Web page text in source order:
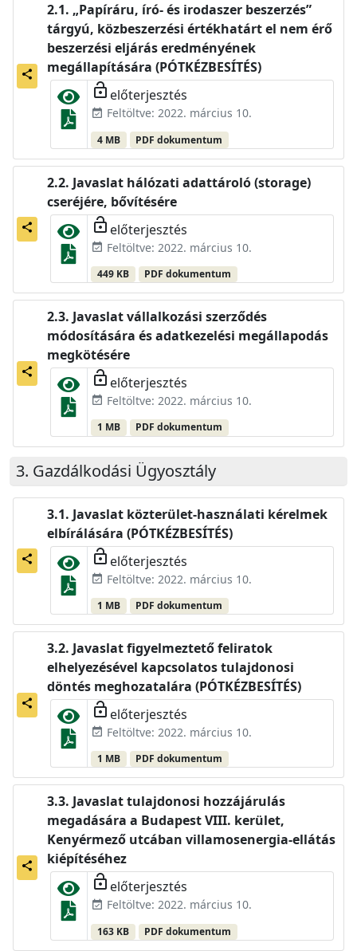
share
„Papíráru, író- és irodaszer beszerzés”
tárgyú, közbeszerzési értékhatárt el nem érő
beszerzési eljárás eredményének
megállapítására (PÓTKÉZBESÍTÉS)
lock_open előterjesztés
event_available Feltöltve: 2022. március 10.
4 MB PDF dokumentum
share
Javaslat hálózati adattároló (storage)
cseréjére, bővítésére
lock_open előterjesztés
event_available Feltöltve: 2022. március 10.
449 KB PDF dokumentum
share
Javaslat vállalkozási szerződés
módosítására és adatkezelési megállapodás
megkötésére
lock_open előterjesztés
event_available Feltöltve: 2022. március 10.
1 MB PDF dokumentum
Gazdálkodási Ügyosztály
share
Javaslat közterület-használati kérelmek
elbírálására (PÓTKÉZBESÍTÉS)
lock_open előterjesztés
event_available Feltöltve: 2022. március 10.
1 MB PDF dokumentum
share
Javaslat figyelmeztető feliratok
elhelyezésével kapcsolatos tulajdonosi
döntés meghozatalára (PÓTKÉZBESÍTÉS)
lock_open előterjesztés
event_available Feltöltve: 2022. március 10.
1 MB PDF dokumentum
share
Javaslat tulajdonosi hozzájárulás
megadására a Budapest VIII. kerület,
Kenyérmező utcában villamosenergia-ellátás
kiépítéséhez
lock_open előterjesztés
event_available Feltöltve: 2022. március 10.
163 KB PDF dokumentum